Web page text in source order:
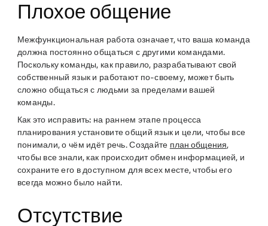
Плохое общение
Межфункциональная работа означает, что ваша команда
должна постоянно общаться с другими командами.
Поскольку команды, как правило, разрабатывают свой
собственный язык и работают по-своему, может быть
сложно общаться с людьми за пределами вашей
команды.
Как это исправить: на раннем этапе процесса
планирования установите общий язык и цели, чтобы все
понимали, о чём идёт речь. Создайте план общения,
чтобы все знали, как происходит обмен информацией, и
сохраните его в доступном для всех месте, чтобы его
всегда можно было найти.
Отсутствие